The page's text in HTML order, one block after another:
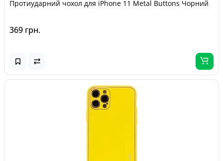
Протиударний чохол для iPhone 11 Metal Buttons Чорний
369 грн.